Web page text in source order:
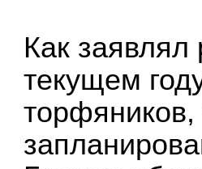
Как заявлял
текущем